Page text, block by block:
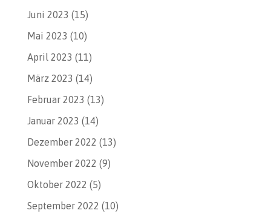
Juni 2023 (15)
Mai 2023 (10)
April 2023 (11)
März 2023 (14)
Februar 2023 (13)
Januar 2023 (14)
Dezember 2022 (13)
November 2022 (9)
Oktober 2022 (5)
September 2022 (10)